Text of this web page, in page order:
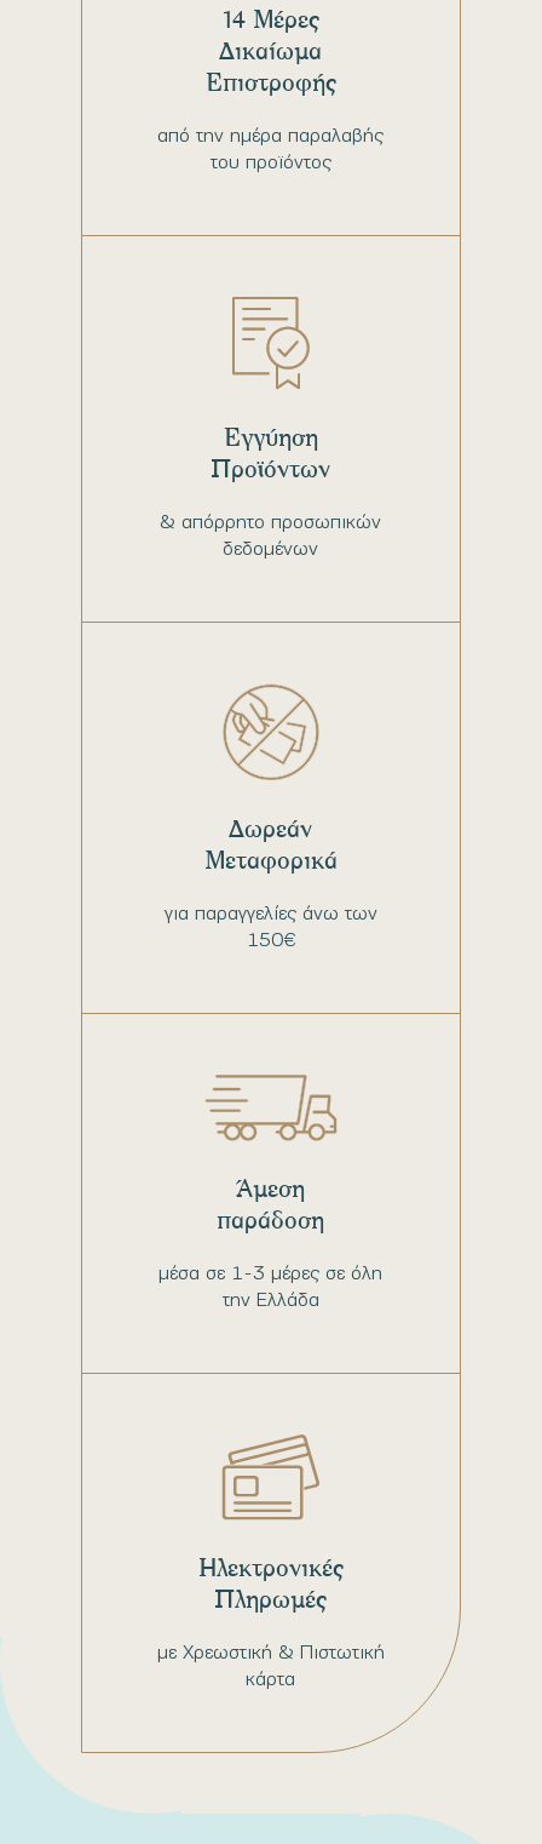
από την ημέρα παραλαβής
του προϊόντος
14 Μέρες
Δικαίωμα
Επιστροφής
& απόρρητο προσωπικών
δεδομένων
Εγγύηση
Προϊόντων
για παραγγελίες άνω των
150€
Δωρεάν
Μεταφορικά
μέσα σε 1-3 μέρες σε όλη
την Ελλάδα
Άμεση
παράδοση
με Χρεωστική & Πιστωτική
κάρτα
Ηλεκτρονικές
Πληρωμές